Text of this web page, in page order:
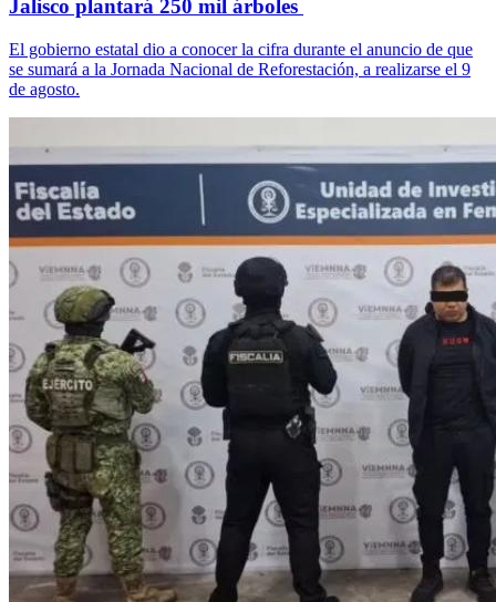
Jalisco plantará 250 mil árboles
El gobierno estatal dio a conocer la cifra durante el anuncio de que
se sumará a la Jornada Nacional de Reforestación, a realizarse el 9
de agosto.